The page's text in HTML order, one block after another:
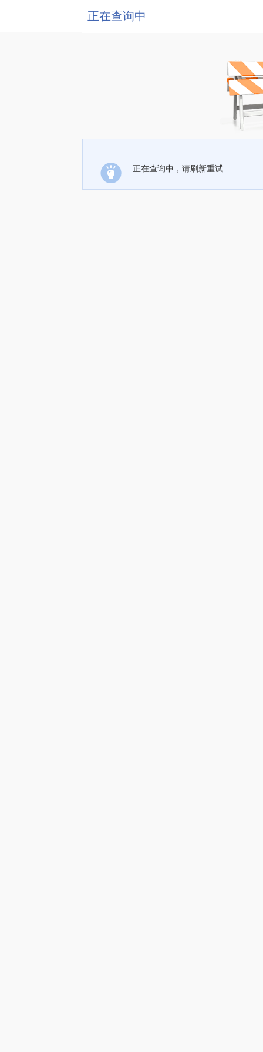
正在查询中
正在查询中，请刷新重试